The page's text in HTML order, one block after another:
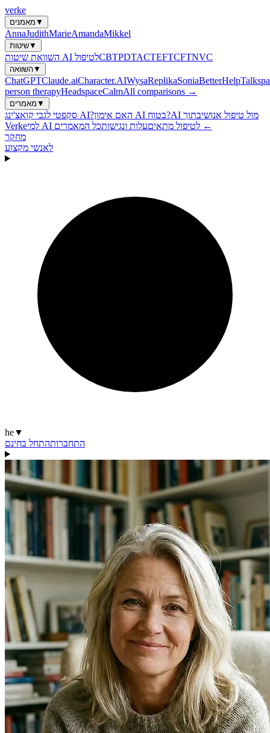
verke
מאמנים ▼
AnnaJudithMarieAmandaMikkel
שיטות▼
השוואת שיטות AI לטיפולCBTPDTACTEFTCFTNVC
השוואה▼
ChatGPTClaude.aiCharacter.AIWysaReplikaSoniaBetterHelp
person therapyHeadspaceCalmAll comparisons →
מאמרים ▼
סקפטי לגבי קואצ'ינג AI? האם אימון AI בטוח? AI מול טיפול אנושיבתוך
Verke
למי AI לטיפול מתאיםעלות ונגישות
כל המאמרים ←
מחקר
לאנשי מקצוע
he▼
התחברותהתחל בחינם